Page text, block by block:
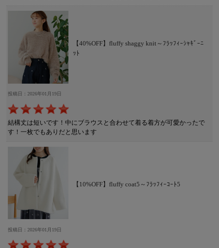
【40%OFF】fluffy shaggy knit～ﾌﾗｯﾌｨｰｼｬｷﾞｰﾆ
ｯﾄ
投稿日：2026年01月19日
結構丈は短いです！中にブラウスと合わせて着る着方が可愛かったで
す！一枚でもありだと思います
【10%OFF】fluffy coat5～ﾌﾗｯﾌｨｰｺｰﾄ5
投稿日：2026年01月19日